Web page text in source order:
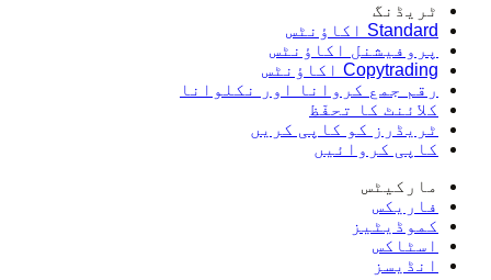
ٹریڈنگ
Standard اکاؤنٹس
پروفیشنل اکاؤنٹس
Copytrading اکاؤنٹس
رقم جمع کروانا اور نکلوانا
کلائنٹ کا تحفّظ
ٹریڈرز کو کاپی کریں
کاپی کروائیں
مارکیٹس
فاریکس
کموڈیٹیز
اسٹاکس
انڈیسز